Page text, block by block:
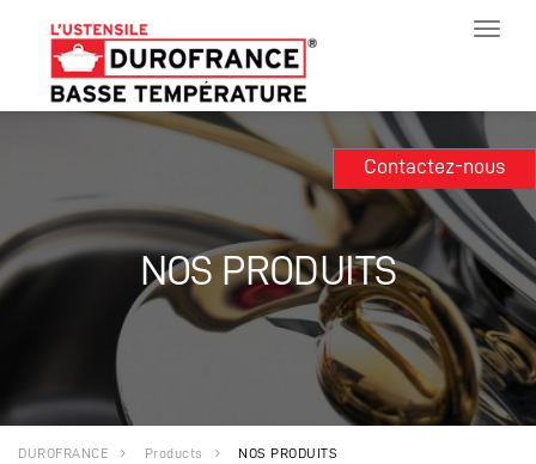
Toggle
NOS PRODUITS
DUROFRANCE Products NOS PRODUITS
Contactez-nous